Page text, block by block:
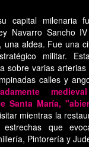
capital milenaria
Navarro Sancho
una aldea. Fue una
militar.
sobre varias
calles y
Santa María,
mientras la
estrechas que
Pintorería y